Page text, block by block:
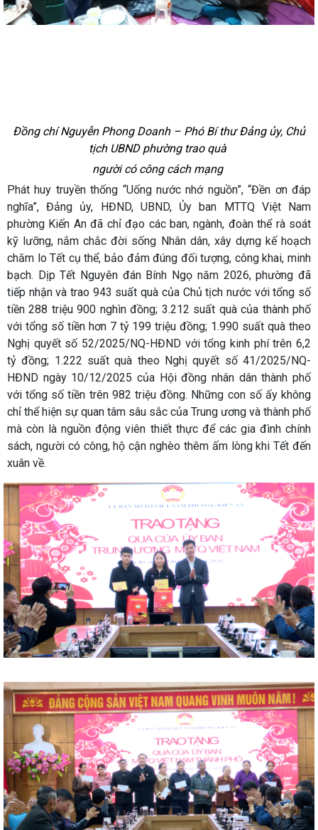
Đồng chí Nguyễn Phong Doanh – Phó Bí thư Đảng ủy, Chủ
tịch UBND phường trao quà
người có công cách mạng
Phát huy truyền thống “Uống nước nhớ nguồn”, “Đền ơn đáp
nghĩa”, Đảng ủy, HĐND, UBND, Ủy ban MTTQ Việt Nam
phường Kiến An đã chỉ đạo các ban, ngành, đoàn thể rà soát
kỹ lưỡng, nắm chắc đời sống Nhân dân, xây dựng kế hoạch
chăm lo Tết cụ thể, bảo đảm đúng đối tượng, công khai, minh
bạch. Dịp Tết Nguyên đán Bính Ngọ năm 2026, phường đã
tiếp nhận và trao 943 suất quà của Chủ tịch nước với tổng số
tiền 288 triệu 900 nghìn đồng; 3.212 suất quà của thành phố
với tổng số tiền hơn 7 tỷ 199 triệu đồng; 1.990 suất quà theo
Nghị quyết số 52/2025/NQ-HĐND với tổng kinh phí trên 6,2
tỷ đồng; 1.222 suất quà theo Nghị quyết số 41/2025/NQ-
HĐND ngày 10/12/2025 của Hội đồng nhân dân thành phố
với tổng số tiền trên 982 triệu đồng. Những con số ấy không
chỉ thể hiện sự quan tâm sâu sắc của Trung ương và thành phố
mà còn là nguồn động viên thiết thực để các gia đình chính
sách, người có công, hộ cận nghèo thêm ấm lòng khi Tết đến
xuân về.